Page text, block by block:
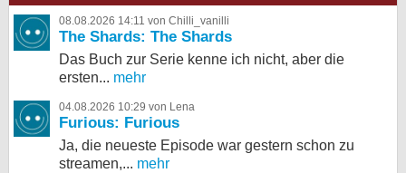
08.08.2026 14:11 von Chilli_vanilli
The Shards: The Shards
Das Buch zur Serie kenne ich nicht, aber die
ersten... mehr
04.08.2026 10:29 von Lena
Furious: Furious
Ja, die neueste Episode war gestern schon zu
streamen,... mehr